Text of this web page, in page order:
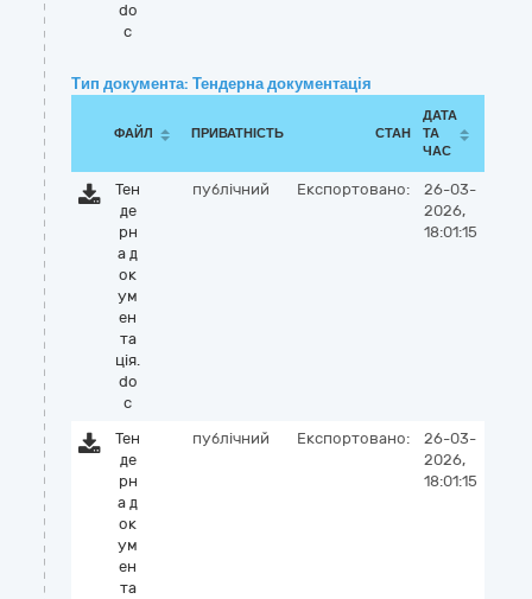
do
c
Тип документа: Тендерна документація
ФАЙЛ ПРИВАТНІСТЬ СТАН
ДАТА
ТА
ЧАС
Тен
де
рн
а д
ок
ум
ен
та
ція.
do
c
публічний Експортовано:
26-03-
2026,
18:01:15
Тен
де
рн
а д
ок
ум
ен
та
публічний Експортовано:
26-03-
2026,
18:01:15